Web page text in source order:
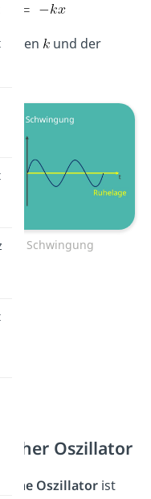
und der
Schwingung
Oszillator
Oszillatorist